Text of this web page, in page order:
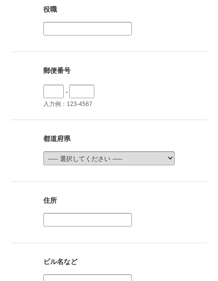
役職
郵便番号
-
入力例：123-4567
都道府県
住所
ビル名など